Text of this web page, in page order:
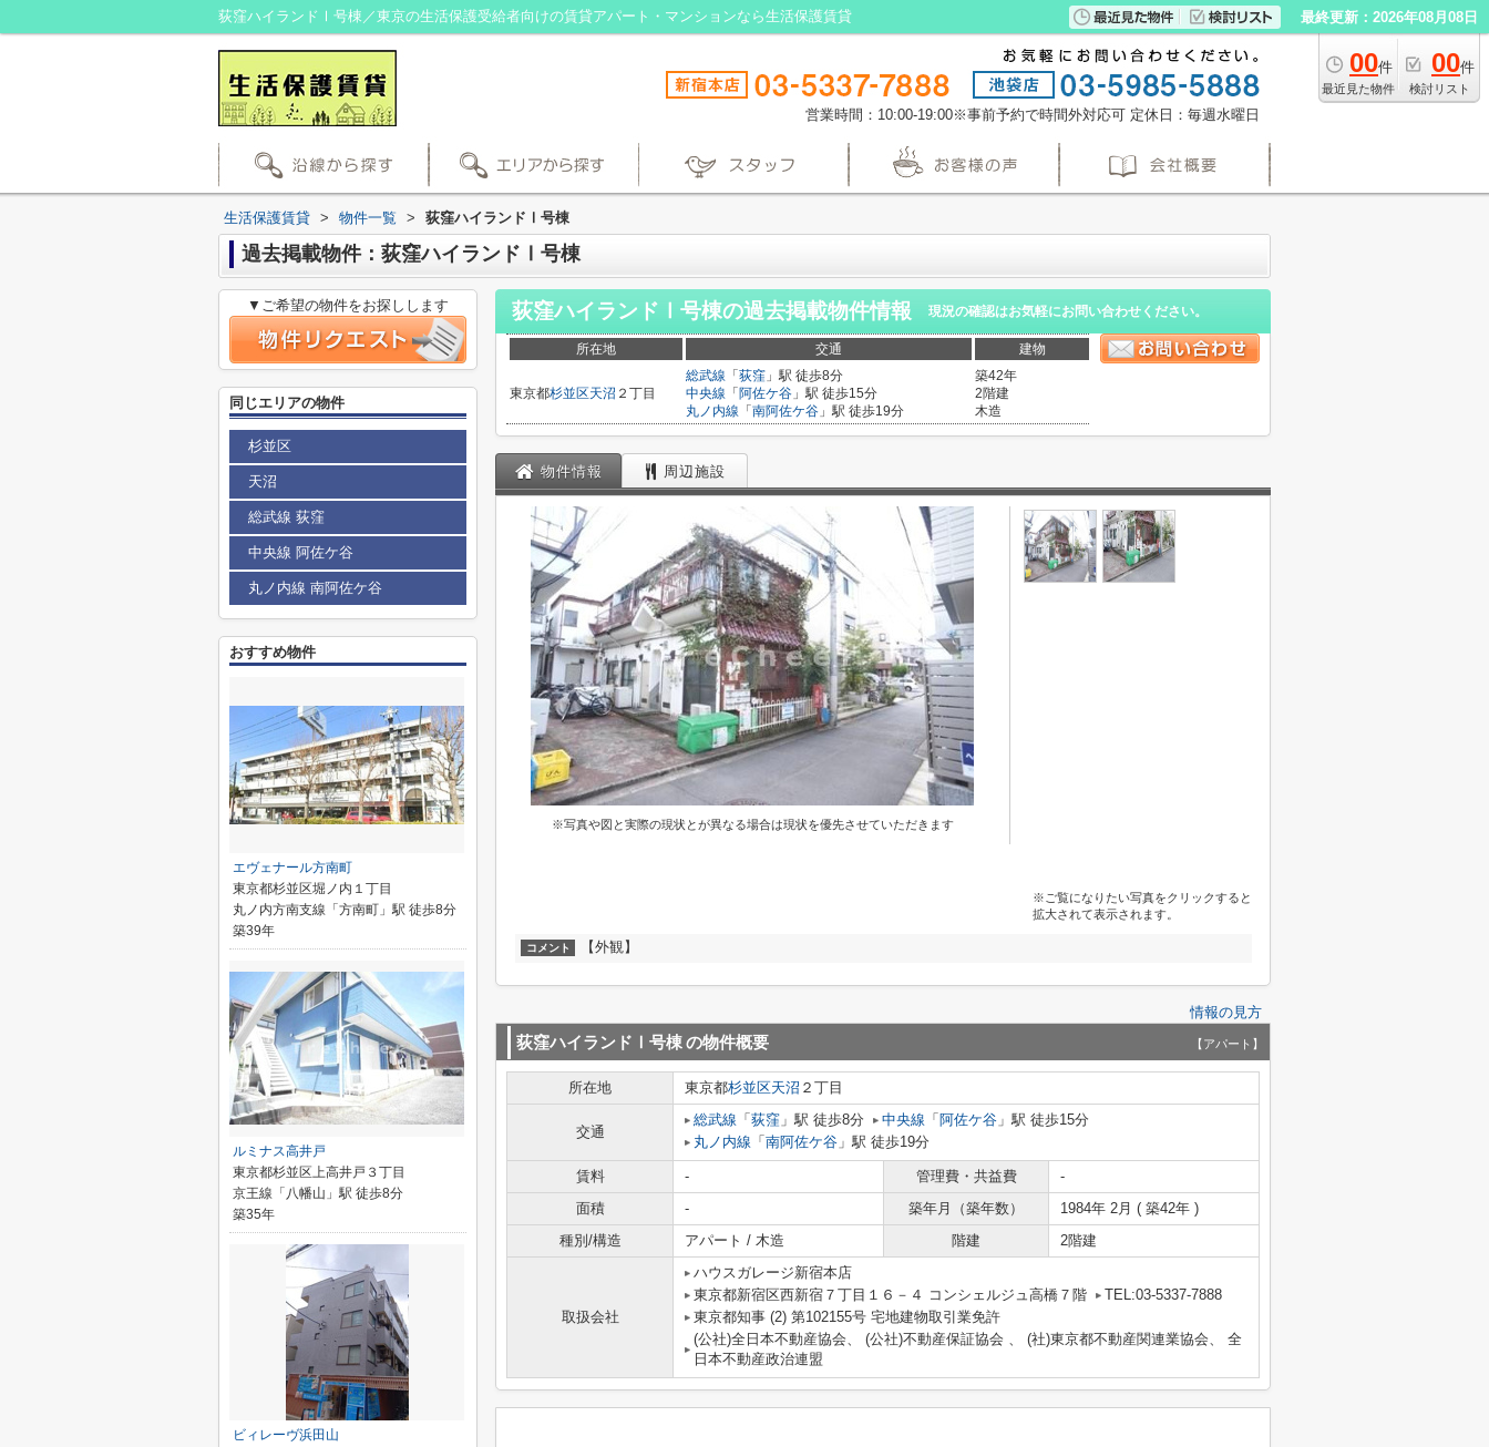
荻窪ハイランドⅠ号棟／東京の生活保護受給者向けの賃貸アパート・マンションなら生活保護賃貸 最終更新：2026年08月08日
00件
最近見た物件
00件
検討リスト
営業時間：10:00-19:00※事前予約で時間外対応可 定休日：毎週水曜日
生活保護賃貸 > 物件一覧 > 荻窪ハイランドⅠ号棟
過去掲載物件：荻窪ハイランドⅠ号棟
荻窪ハイランドⅠ号棟の過去掲載物件情報 現況の確認はお気軽にお問い合わせください。
所在地 交通 建物
東京都杉並区天沼 ２丁目
総武線 「 荻窪 」駅 徒歩8分
中央線 「 阿佐ケ谷 」駅 徒歩15分
丸ノ内線 「 南阿佐ケ谷 」駅 徒歩19分
築42年
2階建
木造
物件情報 周辺施設
※写真や図と実際の現状とが異なる場合は現状を優先させていただきます
※ご覧になりたい写真をクリックすると
拡大されて表示されます。
コメント 【外観】
情報の見方
荻窪ハイランドⅠ号棟の物件概要 【アパート】
所在地 東京都杉並区天沼 ２丁目
交通
総武線 「 荻窪 」駅 徒歩8分 中央線 「 阿佐ケ谷 」駅 徒歩15分
丸ノ内線 「 南阿佐ケ谷 」駅 徒歩19分
賃料 - 管理費・共益費
-
面積
- 築年月（築年数）
1984年 2月 ( 築42年 )
種別/構造
アパート / 木造 階建 2階建
取扱会社
ハウスガレージ新宿本店
東京都新宿区西新宿７丁目１６－４ コンシェルジュ高橋７階
TEL:03-5337-7888
東京都知事 (2) 第102155号 宅地建物取引業免許
(公社)全日本不動産協会、 (公社)不動産保証協会 、 (社)東京都不動産関連業協会、 全
日本不動産政治連盟
▼ご希望の物件をお探しします
同じエリアの物件
杉並区
天沼
総武線 荻窪
中央線 阿佐ケ谷
丸ノ内線 南阿佐ケ谷
おすすめ物件
エヴェナール方南町
東京都杉並区堀ノ内１丁目
丸ノ内方南支線「方南町」駅 徒歩8分
築39年
ルミナス高井戸
東京都杉並区上高井戸３丁目
京王線「八幡山」駅 徒歩8分
築35年
ビィレーヴ浜田山